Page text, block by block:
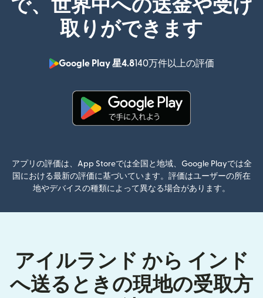
で、世界中への送金や受け
取りができます
Google Play 星4.8140万件以上の評価
（別ウィン
アプリの評価は、App Storeでは全国と地域、Google Playでは全
国における最新の評価に基づいています。評価はユーザーの所在
地やデバイスの種類によって異なる場合があります。
アイルランド から インド
へ送るときの現地の受取方